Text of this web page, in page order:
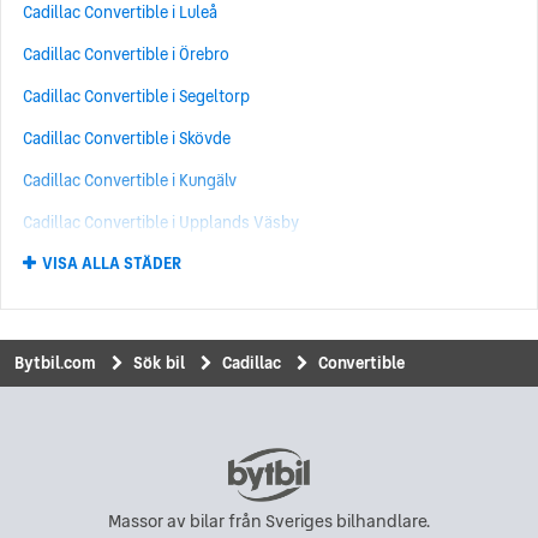
Cadillac Brougham (7)
Cadillac Lyriq (5)
Cadillac STS (5)
Cadillac ATS (4)
Cadillac Convertible (4)
Cadillac CT6 (3)
Cadillac Calais (2)
Cadillac Serie 61 (1)
Cadillac Convertible i Luleå
Cadillac Convertible i Örebro
Cadillac Convertible i Segeltorp
Cadillac Convertible i Skövde
Cadillac Convertible i Kungälv
Cadillac Convertible i Upplands Väsby
Cadillac Convertible i Umeå
Cadillac Convertible i Norrköping
Cadillac Convertible i Kungsbacka
Cadillac Convertible i Eskilstuna
Cadillac Convertible i Karlskrona
VISA ALLA STÄDER
Bytbil.com Sök bil Cadillac Convertible
Massor av bilar från Sveriges bilhandlare.